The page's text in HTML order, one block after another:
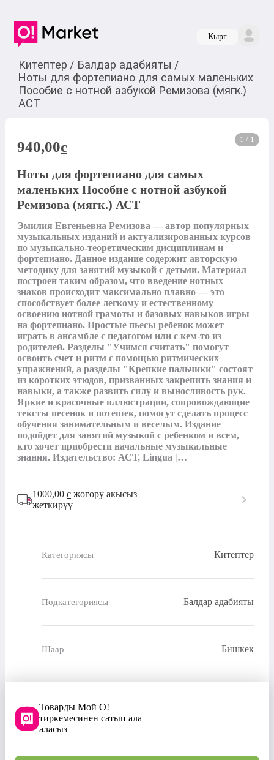
Кырг
Китептер / Балдар адабияты /
Ноты для фортепиано для самых маленьких
Пособие с нотной азбукой Ремизова (мягк.)
АСТ
1 / 1
940,00c
Ноты для фортепиано для самых
маленьких Пособие с нотной азбукой
Ремизова (мягк.) АСТ
Эмилия Евгеньевна Ремизова — автор популярных
музыкальных изданий и актуализированных курсов
по музыкально-теоретическим дисциплинам и
фортепиано. Данное издание содержит авторскую
методику для занятий музыкой с детьми. Материал
построен таким образом, что введение нотных
знаков происходит максимально плавно — это
способствует более легкому и естественному
освоению нотной грамоты и базовых навыков игры
на фортепиано. Простые пьесы ребенок может
играть в ансамбле с педагогом или с кем-то из
родителей. Разделы "Учимся считать" помогут
освоить счет и ритм с помощью ритмических
упражнений, а разделы "Крепкие пальчики" состоят
из коротких этюдов, призванных закрепить знания и
навыки, а также развить силу и выносливость рук.
Яркие и красочные иллюстрации, сопровождающие
тексты песенок и потешек, помогут сделать процесс
обучения занимательным и веселым. Издание
подойдет для занятий музыкой с ребенком и всем,
кто хочет приобрести начальные музыкальные
знания. Издательство: АСТ, Lingua |…
1000,00 с жогору акысыз
жеткирүү
Категориясы Китептер
Подкатегориясы Балдар адабияты
Шаар Бишкек
Товарды Мой О!
тиркемесинен сатып ала
аласыз